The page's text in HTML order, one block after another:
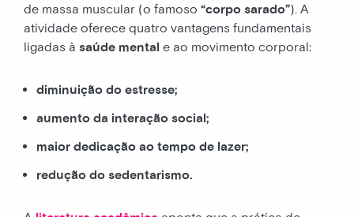
de massa muscular (o famoso “corpo sarado”). A
atividade oferece quatro vantagens fundamentais
ligadas à saúde mental e ao movimento corporal:
diminuição do estresse;
aumento da interação social;
maior dedicação ao tempo de lazer;
redução do sedentarismo.